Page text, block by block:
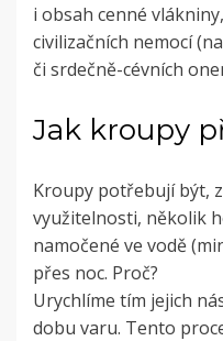
i obsah cenné
civilizačních nemocí
či srdečně-cévních
Jak kroupy
Kroupy potřebují být,
využitelnosti, několik
namočené ve vodě
přes noc. Proč?
Urychlíme tím jejich
dobu varu. Tento